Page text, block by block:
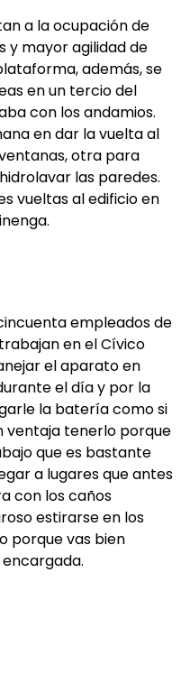
a la ocupación de
y mayor agilidad de
además, se
en un tercio del
con los andamios.
en dar la vuelta al
otra para
las paredes.
vueltas al edificio en
empleados de
en el Cívico
el aparato en
el día y por la
la batería como si
ventaja tenerlo porque
que es bastante
a lugares que antes
con los caños
estirarse en los
porque vas bien